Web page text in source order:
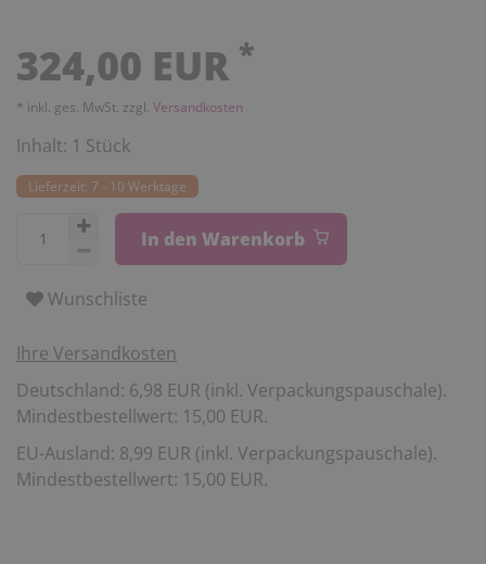
324,00 EUR *
* inkl. ges. MwSt. zzgl. Versandkosten
Inhalt: 1 Stück
Lieferzeit: 7 - 10 Werktage
In den Warenkorb
Wunschliste
Ihre Versandkosten
Deutschland: 6,98 EUR (inkl. Verpackungspauschale).
Mindestbestellwert: 15,00 EUR.
EU-Ausland: 8,99 EUR (inkl. Verpackungspauschale).
Mindestbestellwert: 15,00 EUR.